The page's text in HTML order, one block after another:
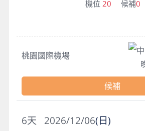
機位 20 候補0
桃園國際機場
候補
2026/12/06(日)
6天